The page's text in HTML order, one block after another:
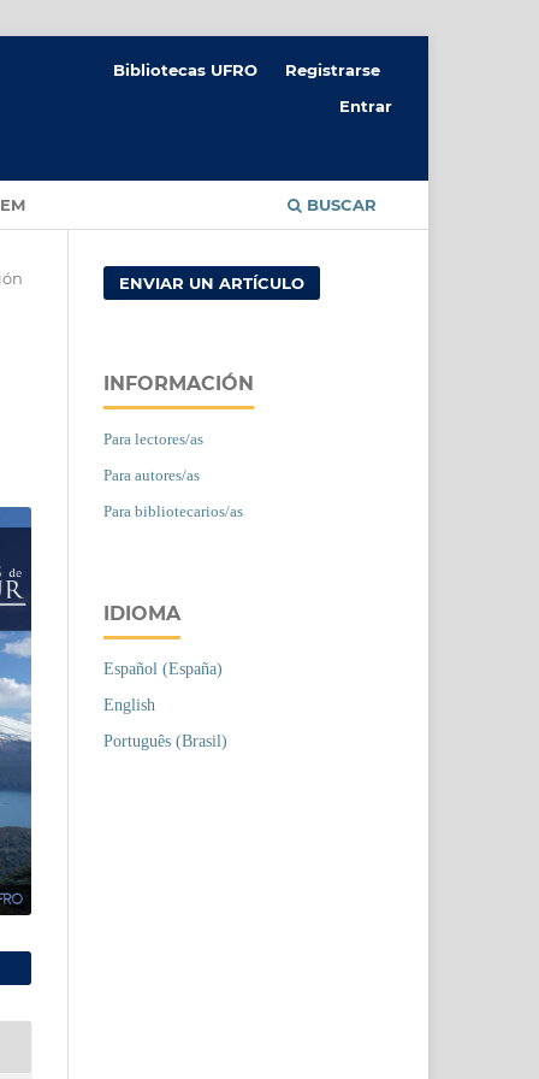
BUSCAR
Bibliotecas UFRO
Registrarse
Entrar
ENVIAR UN ARTÍCULO
INFORMACIÓN
Para lectores/as
Para autores/as
Para bibliotecarios/as
IDIOMA
Español (España)
English
Português (Brasil)